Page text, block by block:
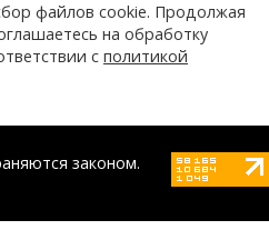
файлов cookie. Продолжая
на обработку
с политикой
законом.